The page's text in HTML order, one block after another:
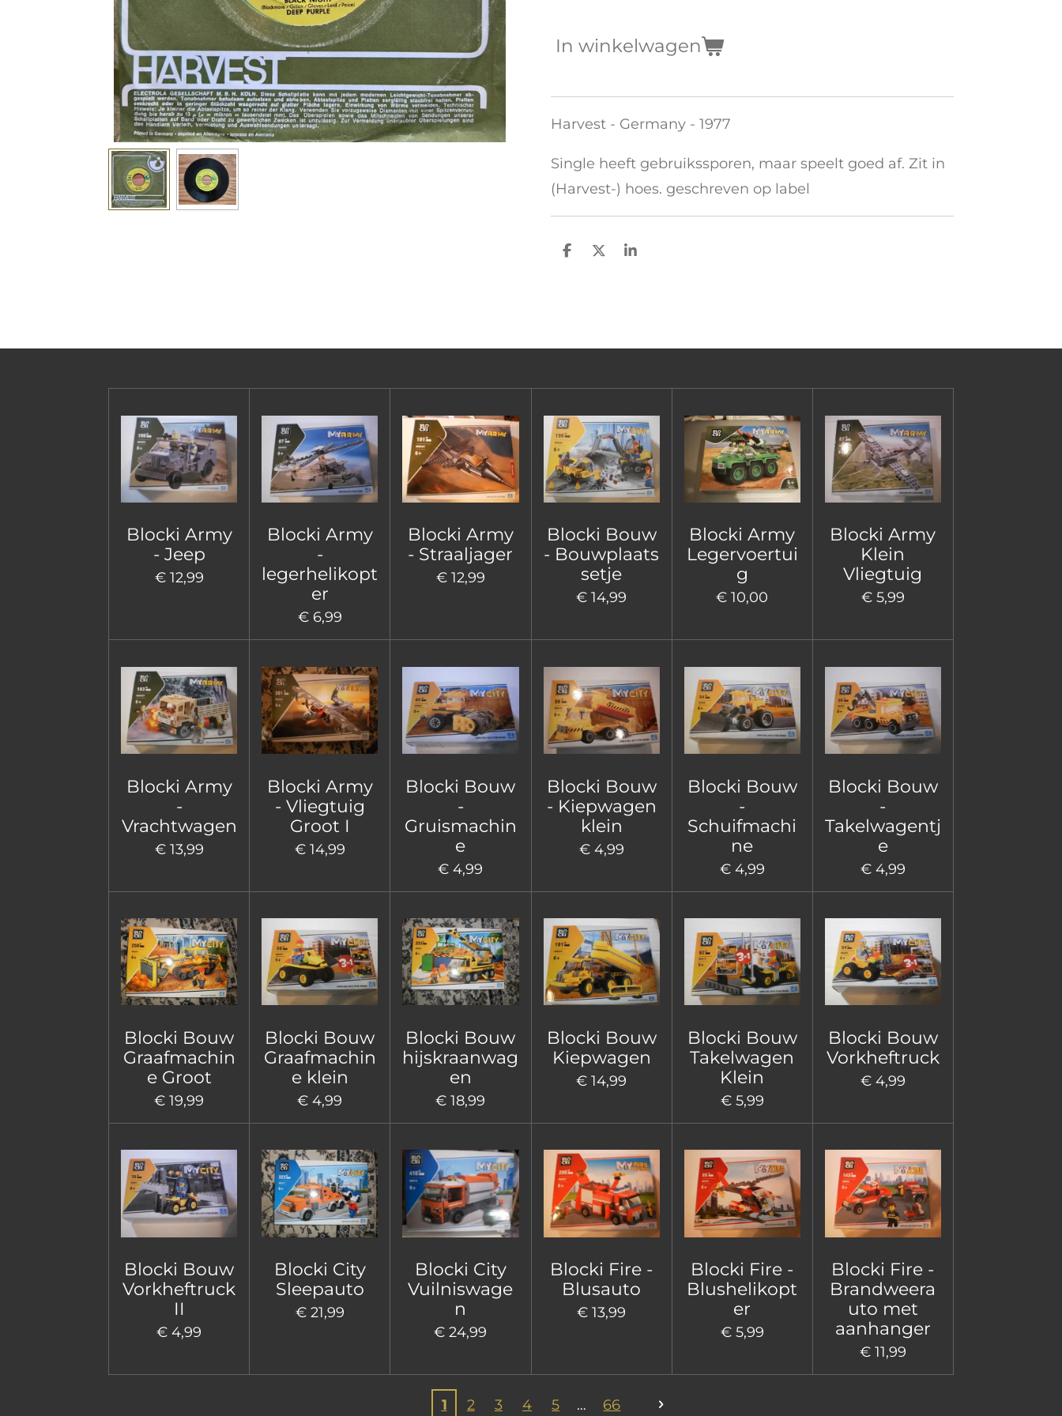
In winkelwagen
Harvest - Germany - 1977
Single heeft gebruikssporen, maar speelt goed af. Zit in
(Harvest-) hoes. geschreven op label
D
D
S
Blocki Army
- Jeep
€ 12,99
Blocki Army
-
legerhelikopt
er
€ 6,99
Blocki Army
- Straaljager
€ 12,99
Blocki Bouw
- Bouwplaats
setje
€ 14,99
Blocki Army
Legervoertui
g
€ 10,00
Blocki Army
Klein
Vliegtuig
€ 5,99
Blocki Army
-
Vrachtwagen
€ 13,99
Blocki Army
- Vliegtuig
Groot I
€ 14,99
Blocki Bouw
-
Gruismachin
e
€ 4,99
Blocki Bouw
- Kiepwagen
klein
€ 4,99
Blocki Bouw
-
Schuifmachi
ne
€ 4,99
Blocki Bouw
-
Takelwagentj
e
€ 4,99
Blocki Bouw
Graafmachin
e Groot
€ 19,99
Blocki Bouw
Graafmachin
e klein
€ 4,99
Blocki Bouw
hijskraanwag
en
€ 18,99
Blocki Bouw
Kiepwagen
€ 14,99
Blocki Bouw
Takelwagen
Klein
€ 5,99
Blocki Bouw
Vorkheftruck
€ 4,99
Blocki Bouw
Vorkheftruck
II
€ 4,99
Blocki City
Sleepauto
€ 21,99
Blocki City
Vuilniswage
n
€ 24,99
Blocki Fire -
Blusauto
€ 13,99
Blocki Fire -
Blushelikopt
er
€ 5,99
Blocki Fire -
Brandweera
uto met
aanhanger
€ 11,99
1 2 3 4 5 66